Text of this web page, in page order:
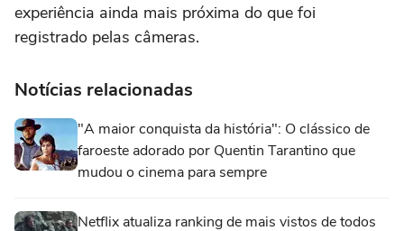
experiência ainda mais próxima do que foi
registrado pelas câmeras.
Notícias relacionadas
"A maior conquista da história": O clássico de
faroeste adorado por Quentin Tarantino que
mudou o cinema para sempre
Netflix atualiza ranking de mais vistos de todos